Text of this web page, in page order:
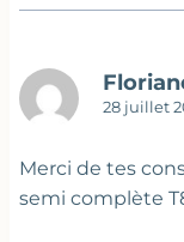
28 juillet
Merci de tes
semi complète